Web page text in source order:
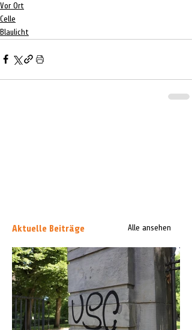
Vor Ort
Celle
Blaulicht
Aktuelle Beiträge Alle ansehen